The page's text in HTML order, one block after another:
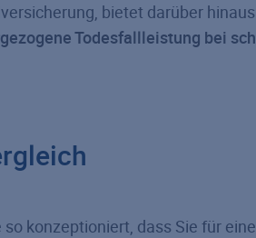
bietet darüber
Todesfallleistung bei
konzeptioniert, dass Sie für